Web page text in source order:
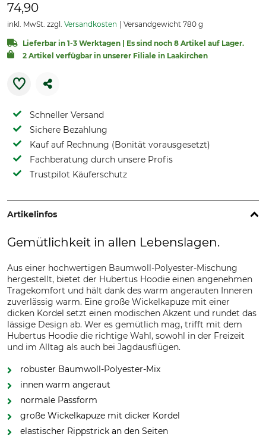
74,90
inkl. MwSt. zzgl. Versandkosten Versandgewicht 780 g
Lieferbar in 1-3 Werktagen | Es sind noch 8 Artikel auf Lager.
2 Artikel verfügbar in unserer Filiale in Laakirchen
Schneller Versand
Sichere Bezahlung
Kauf auf Rechnung (Bonität vorausgesetzt)
Fachberatung durch unsere Profis
Trustpilot Käuferschutz
Artikelinfos
Gemütlichkeit in allen Lebenslagen.
Aus einer hochwertigen Baumwoll-Polyester-Mischung
hergestellt, bietet der Hubertus Hoodie einen angenehmen
Tragekomfort und hält dank des warm angerauten Inneren
zuverlässig warm. Eine große Wickelkapuze mit einer
dicken Kordel setzt einen modischen Akzent und rundet das
lässige Design ab. Wer es gemütlich mag, trifft mit dem
Hubertus Hoodie die richtige Wahl, sowohl in der Freizeit
und im Alltag als auch bei Jagdausflügen.
robuster Baumwoll-Polyester-Mix
innen warm angeraut
normale Passform
große Wickelkapuze mit dicker Kordel
elastischer Rippstrick an den Seiten